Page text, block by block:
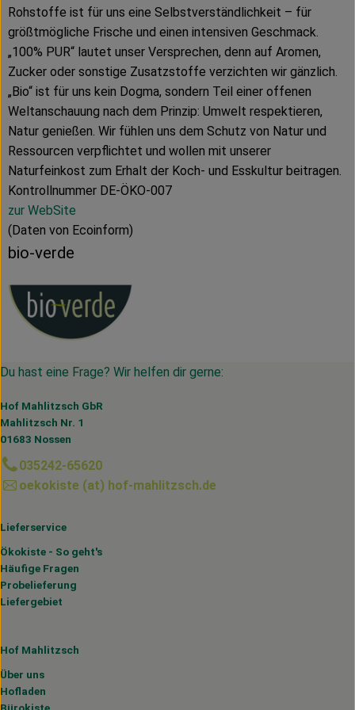
Rohstoffe ist für uns eine Selbstverständlichkeit – für
größtmögliche Frische und einen intensiven Geschmack.
„100% PUR“ lautet unser Versprechen, denn auf Aromen,
Zucker oder sonstige Zusatzstoffe verzichten wir gänzlich.
„Bio“ ist für uns kein Dogma, sondern Teil einer offenen
Weltanschauung nach dem Prinzip: Umwelt respektieren,
Natur genießen. Wir fühlen uns dem Schutz von Natur und
Ressourcen verpflichtet und wollen mit unserer
Naturfeinkost zum Erhalt der Koch- und Esskultur beitragen.
Kontrollnummer DE-ÖKO-007
zur WebSite
(Daten von Ecoinform)
bio-verde
Du hast eine Frage? Wir helfen dir gerne:
Hof Mahlitzsch GbR
Mahlitzsch Nr. 1
01683 Nossen
035242-65620
oekokiste (at) hof-mahlitzsch.de
Lieferservice
Ökokiste - So geht's
Häufige Fragen
Probelieferung
Liefergebiet
Hof Mahlitzsch
Über uns
Hofladen